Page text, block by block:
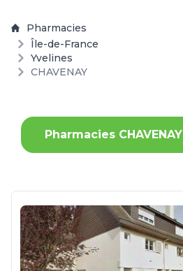
Pharmacies
Île-de-France
Yvelines
CHAVENAY
Pharmacies CHAVENAY